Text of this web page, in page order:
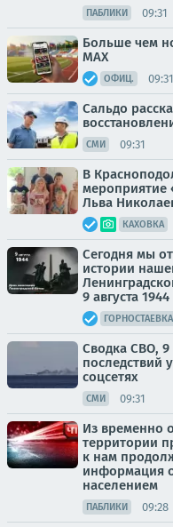
ПАБЛИКИ 09:31
Больше чем
МАХ
ОФИЦ. 09:31
Сальдо
СМИ 09:31
В
мероприятие
Льва
КАХОВКА
Сегодня мы
истории
9 августа
ГОРНОСТАЕВКА
Сводка СВО,
последствий
соцсетях
СМИ 09:31
Из временно
территории
к нам
информация
населением
ПАБЛИКИ 09:28